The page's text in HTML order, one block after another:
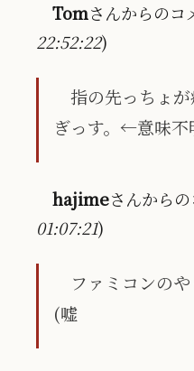
Tomさんからのコ
22:52:22)
指の先っちょ
ぎっす。←意味不
hajimeさんから
01:07:21)
ファミコンの
(嘘